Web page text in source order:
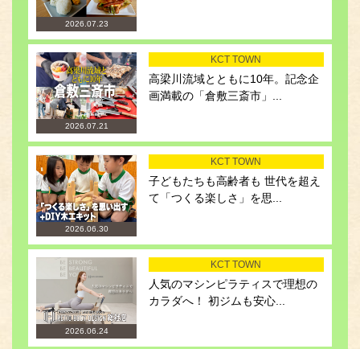
2026.07.23
2026.07.21
KCT TOWN
高梁川流域とともに10年。記念企
画満載の「倉敷三斎市」...
2026.06.30
KCT TOWN
子どもたちも高齢者も 世代を超え
て「つくる楽しさ」を思...
2026.06.24
KCT TOWN
人気のマシンピラティスで理想の
カラダへ！ 初ジムも安心...